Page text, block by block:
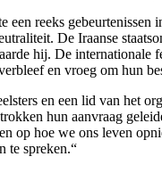
een reeks
De Iraanse
hij. De internationale
en vroeg om hun
en een lid van het
hun aanvraag
op hoe we ons leven
te spreken.“